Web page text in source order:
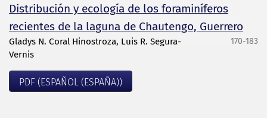
Distribución y ecología de los foraminíferos
recientes de la laguna de Chautengo, Guerrero
Gladys N. Coral Hinostroza, Luis R. Segura-
Vernis
170-183
PDF (ESPAÑOL (ESPAÑA))